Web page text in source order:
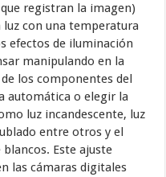
registran la imagen)
con una temperatura
efectos de iluminación
manipulando en la
los componentes del
automática o elegir la
luz incandescente, luz
entre otros y el
Este ajuste
las cámaras digitales